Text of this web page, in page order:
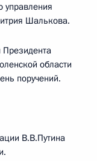
управления
Шалькова.
области
поручений.
В.В.Путина